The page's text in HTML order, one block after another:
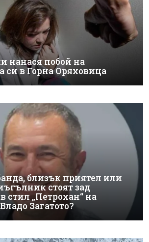
нанася побой на
си в Горна Оряховица
близък приятел или
стоят зад
стил „Петрохан“ на
Загатото?